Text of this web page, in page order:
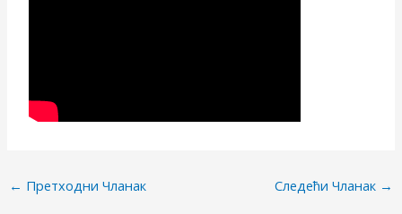
← Претходни Чланак Следећи Чланак →